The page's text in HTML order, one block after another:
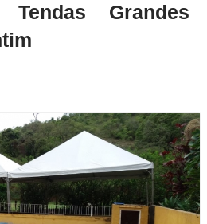
Grandes